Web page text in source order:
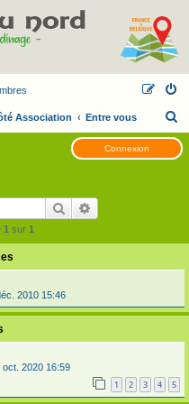
Association Entre vous
e
c
c
h
r
Connexion
Rechercher
1 sur 1
2010 15:46
oct. 2020 16:59
1 2 3 4 5